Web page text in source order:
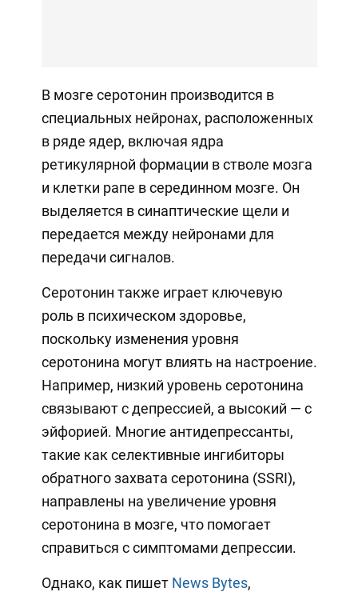
В мозге серотонин производится в
специальных нейронах, расположенных
в ряде ядер, включая ядра
ретикулярной формации в стволе мозга
и клетки рапе в серединном мозге. Он
выделяется в синаптические щели и
передается между нейронами для
передачи сигналов.
Серотонин также играет ключевую
роль в психическом здоровье,
поскольку изменения уровня
серотонина могут влиять на настроение.
Например, низкий уровень серотонина
связывают с депрессией, а высокий — с
эйфорией. Многие антидепрессанты,
такие как селективные ингибиторы
обратного захвата серотонина (SSRI),
направлены на увеличение уровня
серотонина в мозге, что помогает
справиться с симптомами депрессии.
Однако, как пишет News Bytes,